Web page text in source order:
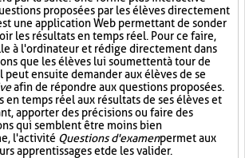
proposées par les élèves directement
une application Web permettant de sonder
les résultats en temps réel. Pour ce faire,
à l'ordinateur et rédige directement dans
que les élèves lui soumettent à tour de
peut ensuite demander aux élèves de se
afin de répondre aux questions proposées.
en temps réel aux résultats de ses élèves et
apporter des précisions ou faire des
qui semblent être moins bien
l'activité Questions d'examenpermet aux
apprentissages et de les valider.